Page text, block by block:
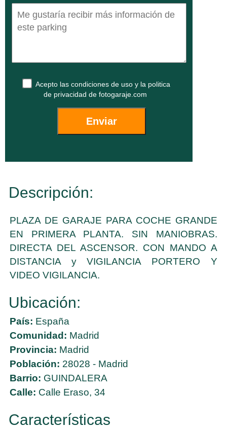
Acepto las condiciones de uso y la politica
de privacidad de fotogaraje.com
Descripción:
PLAZA DE GARAJE PARA COCHE GRANDE
EN PRIMERA PLANTA. SIN MANIOBRAS.
DIRECTA DEL ASCENSOR. CON MANDO A
DISTANCIA y VIGILANCIA PORTERO Y
VIDEO VIGILANCIA.
Ubicación:
País: España
Comunidad: Madrid
Provincia: Madrid
Población: 28028 - Madrid
Barrio: GUINDALERA
Calle: Calle Eraso, 34
Características